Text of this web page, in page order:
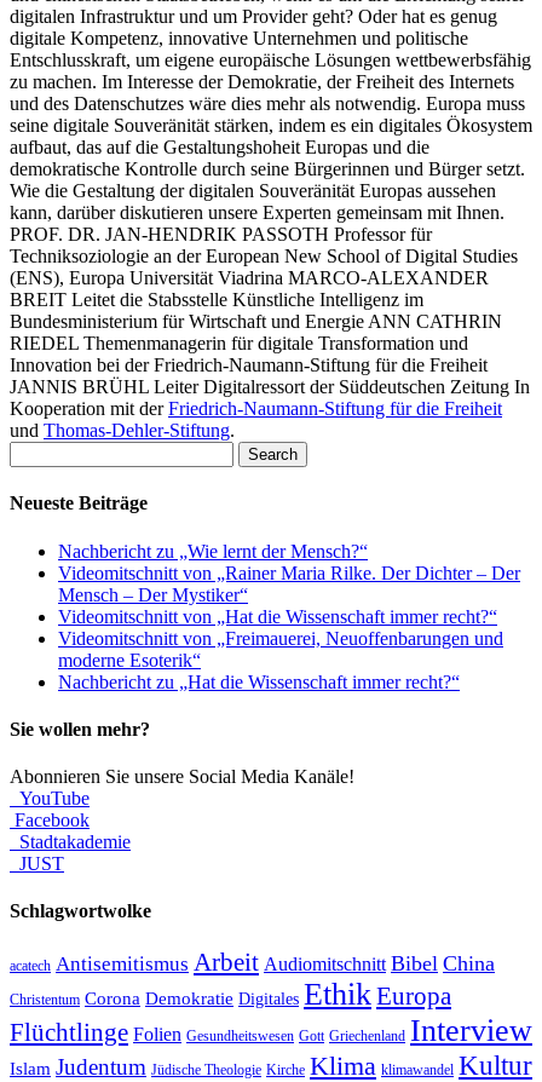
digitalen Infrastruktur und um Provider geht? Oder hat es genug
digitale Kompetenz, innovative Unternehmen und politische
Entschlusskraft, um eigene europäische Lösungen wettbewerbsfähig
zu machen. Im Interesse der Demokratie, der Freiheit des Internets
und des Datenschutzes wäre dies mehr als notwendig. Europa muss
seine digitale Souveränität stärken, indem es ein digitales Ökosystem
aufbaut, das auf die Gestaltungshoheit Europas und die
demokratische Kontrolle durch seine Bürgerinnen und Bürger setzt.
Wie die Gestaltung der digitalen Souveränität Europas aussehen
kann, darüber diskutieren unsere Experten gemeinsam mit Ihnen.
PROF. DR. JAN-HENDRIK PASSOTH Professor für
Techniksoziologie an der European New School of Digital Studies
(ENS), Europa Universität Viadrina MARCO-ALEXANDER
BREIT Leitet die Stabsstelle Künstliche Intelligenz im
Bundesministerium für Wirtschaft und Energie ANN CATHRIN
RIEDEL Themenmanagerin für digitale Transformation und
Innovation bei der Friedrich-Naumann-Stiftung für die Freiheit
JANNIS BRÜHL Leiter Digitalressort der Süddeutschen Zeitung In
Kooperation mit derFriedrich-Naumann-Stiftung für die Freiheit
und Thomas-Dehler-Stiftung.
Search
Neueste Beiträge
Nachbericht zu „Wie lernt der Mensch?“
Videomitschnitt von „Rainer Maria Rilke. Der Dichter – Der
Mensch – Der Mystiker“
Videomitschnitt von „Hat die Wissenschaft immer recht?“
Videomitschnitt von „Freimauerei, Neuoffenbarungen und
moderne Esoterik“
Nachbericht zu „Hat die Wissenschaft immer recht?“
Sie wollen mehr?
Abonnieren Sie unsere Social Media Kanäle!
YouTube
Facebook
Stadtakademie
JUST
Schlagwortwolke
acatech Antisemitismus Arbeit Audiomitschnitt Bibel China
Christentum Corona Demokratie Digitales EthikEuropa
Flüchtlinge Folien Gesundheitswesen Gott Griechenland Interview
Islam Judentum Jüdische Theologie Kirche Klima klimawandel Kultur